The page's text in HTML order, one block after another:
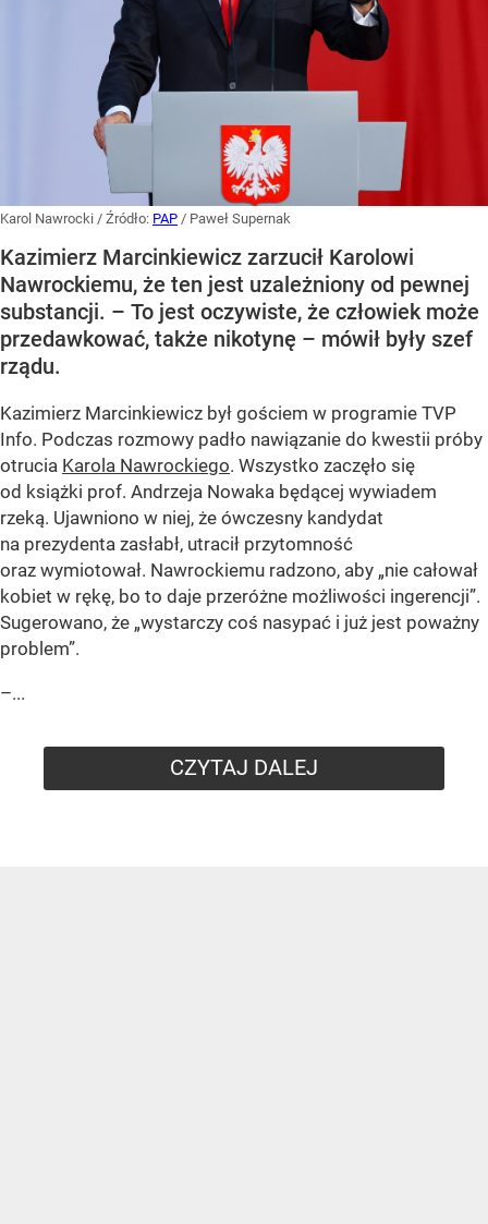
Karol Nawrocki / Źródło: PAP / Paweł Supernak
Kazimierz Marcinkiewicz zarzucił Karolowi
Nawrockiemu, że ten jest uzależniony od pewnej
substancji. – To jest oczywiste, że człowiek może
przedawkować, także nikotynę – mówił były szef
rządu.
Kazimierz Marcinkiewicz był gościem w programie TVP
Info. Podczas rozmowy padło nawiązanie do kwestii próby
otrucia Karola Nawrockiego. Wszystko zaczęło się
od książki prof. Andrzeja Nowaka będącej wywiadem
rzeką. Ujawniono w niej, że ówczesny kandydat
na prezydenta zasłabł, utracił przytomność
oraz wymiotował. Nawrockiemu radzono, aby „nie całował
kobiet w rękę, bo to daje przeróżne możliwości ingerencji”.
Sugerowano, że „wystarczy coś nasypać i już jest poważny
problem”.
–...
CZYTAJ DALEJ